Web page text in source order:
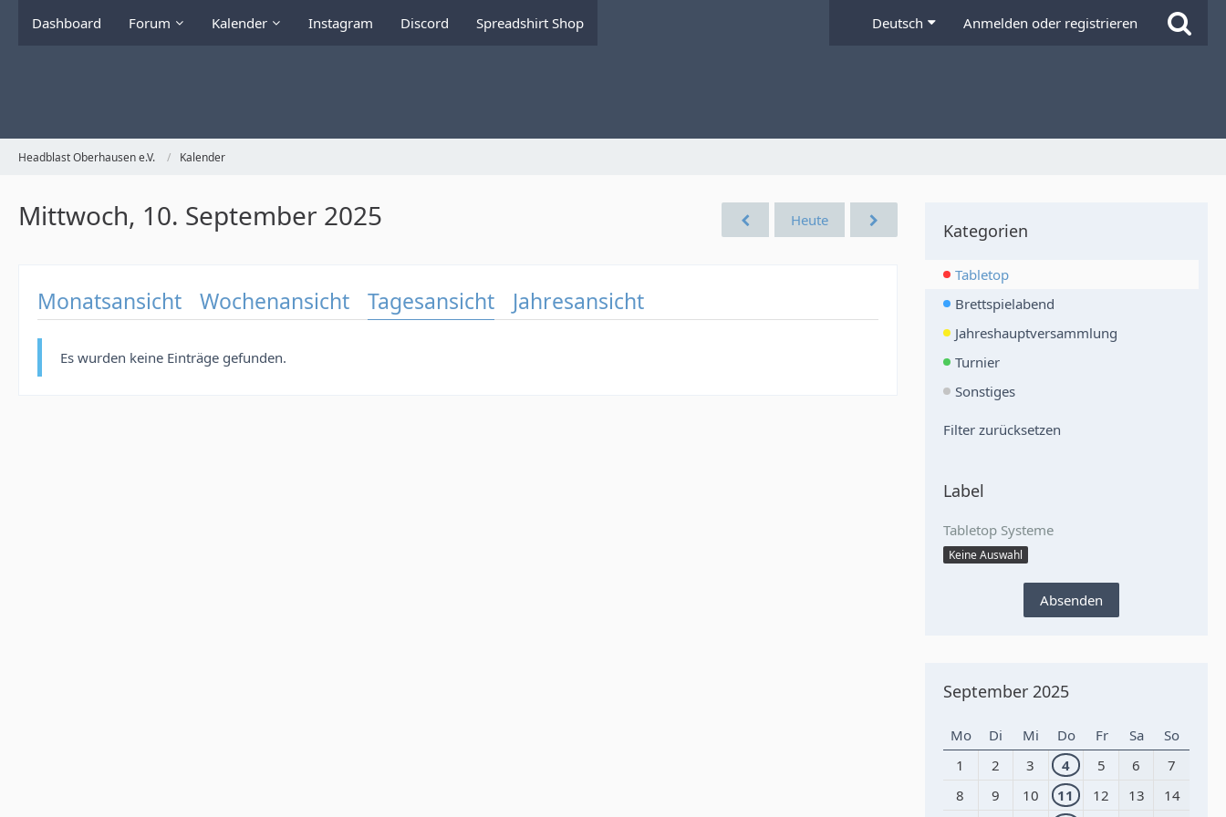
Dashboard Forum Kalender Instagram Discord Spreadshirt Shop Deutsch Anmelden oder registrieren
Headblast Oberhausen e.V. Kalender
Mittwoch, 10. September 2025 Heute
Monatsansicht Wochenansicht Tagesansicht Jahresansicht
Es wurden keine Einträge gefunden.
Kategorien
Tabletop
Brettspielabend
Jahreshauptversammlung
Turnier
Sonstiges
Filter zurücksetzen
Label
Tabletop Systeme
Keine Auswahl
September 2025
Mo Di Mi Do Fr Sa
So
1
2 3 4 5 6
7
8
9 10 11 12 13
14